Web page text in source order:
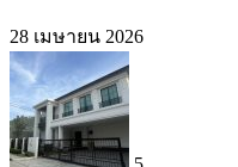
28 เมษายน 2026